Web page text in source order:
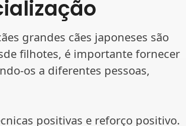
grandes cães japoneses são
filhotes, é importante fornecer
os a diferentes pessoas,
positivas e reforço positivo.